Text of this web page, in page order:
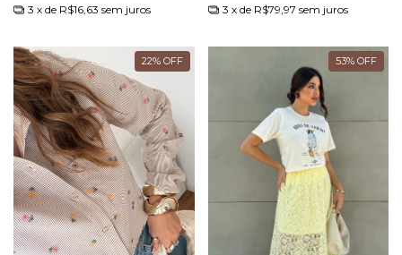
3 x de R$16,63 sem juros
3 x de R$79,97 sem juros
22% OFF 53% OFF